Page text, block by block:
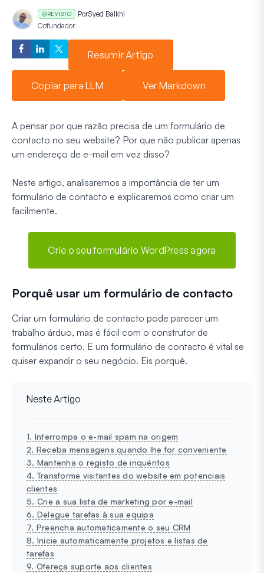
REVISTO PorSyed Balkhi
Cofundador
Resumir Artigo
Copiar para LLM Ver Markdown
A pensar por que razão precisa de um formulário de
contacto no seu website? Por que não publicar apenas
um endereço de e-mail em vez disso?
Neste artigo, analisaremos a importância de ter um
formulário de contacto e explicaremos como criar um
facilmente.
Crie o seu formulário WordPress agora
Porquê usar um formulário de contacto
Criar um formulário de contacto pode parecer um
trabalho árduo, mas é fácil com o construtor de
formulários certo. E um formulário de contacto é vital se
quiser expandir o seu negócio. Eis porquê.
Neste Artigo
1. Interrompa o e-mail spam na origem
2. Receba mensagens quando lhe for conveniente
3. Mantenha o registo de inquéritos
4. Transforme visitantes do website em potenciais
clientes
5. Crie a sua lista de marketing por e-mail
6. Delegue tarefas à sua equipa
7. Preencha automaticamente o seu CRM
8. Inicie automaticamente projetos e listas de
tarefas
9. Ofereça suporte aos clientes